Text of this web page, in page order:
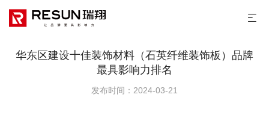
华东区建设十佳装饰材料（石英纤维装饰板）品牌
最具影响力排名
发布时间：2024-03-21